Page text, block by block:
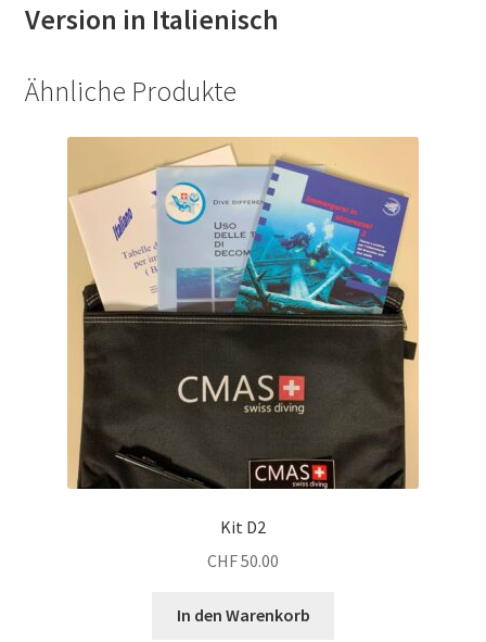
Version in Italienisch
Ähnliche Produkte
Kit D2
CHF50.00
In den Warenkorb